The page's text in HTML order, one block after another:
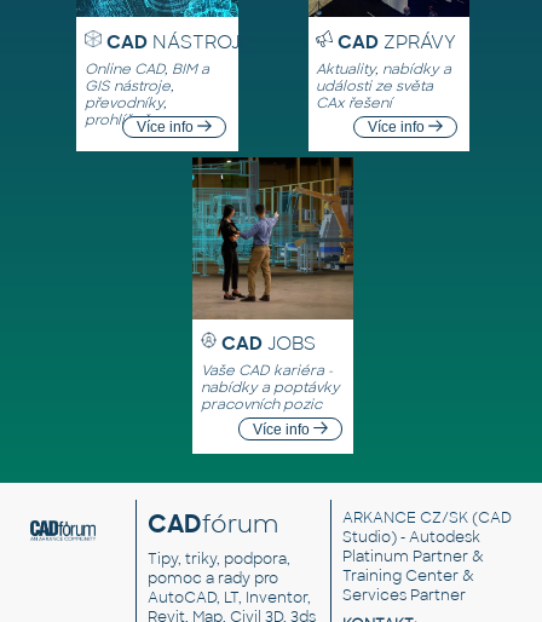
CADNÁSTROJE
Online CAD, BIM a
GIS nástroje,
převodníky,
prohlížečeVíce info
CADZPRÁVY
Aktuality, nabídky a
události ze světa
CAx řešení
Více info
CAD JOBS
Vaše CAD kariéra -
nabídky a poptávky
pracovních pozic
Více info
CADfórum
Tipy, triky, podpora,
pomoc a rady pro
AutoCAD, LT, Inventor,
Revit, Map, Civil 3D, 3ds
ARKANCE CZ/SK(CAD
Studio) - Autodesk
Platinum Partner &
Training Center &
Services Partner